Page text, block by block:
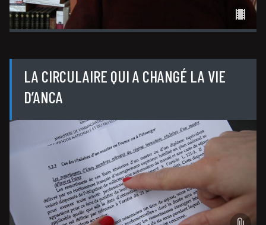
LA CIRCULAIRE QUI A CHANGÉ LA VIE
D’ANCA